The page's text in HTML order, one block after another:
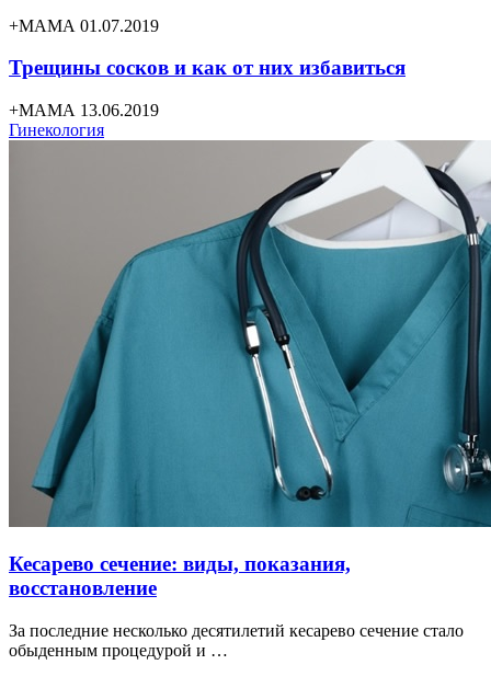
+МАМА 01.07.2019
Трещины сосков и как от них избавиться
+МАМА 13.06.2019
Гинекология
Кесарево сечение: виды, показания,
восстановление
За последние несколько десятилетий кесарево сечение стало
обыденным процедурой и …